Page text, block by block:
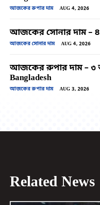
আজকের রুপার দাম AUG 4, 2026
আজকের সোনার দাম –
আজকের সোনার দাম AUG 4, 2026
আজকের রুপার দাম – ৩
Bangladesh
আজকের রুপার দাম AUG 3, 2026
Related News